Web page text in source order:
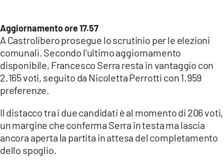
Aggiornamento ore 17.57
A Castrolibero prosegue lo scrutinio per le elezioni
comunali. Secondo l’ultimo aggiornamento
disponibile, Francesco Serra resta in vantaggio con
2.165 voti, seguito da Nicoletta Perrotti con 1.959
preferenze.
Il distacco tra i due candidati è al momento di 206 voti,
un margine che conferma Serra in testa ma lascia
ancora aperta la partita in attesa del completamento
dello spoglio.